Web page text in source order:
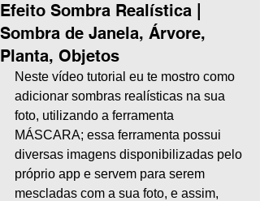
Efeito Sombra Realística |
Sombra de Janela, Árvore,
Planta, Objetos
Neste vídeo tutorial eu te mostro como
adicionar sombras realísticas na sua
foto, utilizando a ferramenta
MÁSCARA; essa ferramenta possui
diversas imagens disponibilizadas pelo
próprio app e servem para serem
mescladas com a sua foto, e assim,